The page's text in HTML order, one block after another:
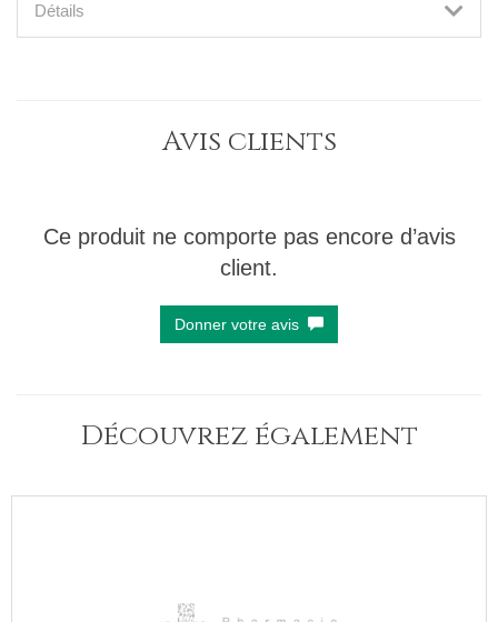
Détails
Avis clients
Ce produit ne comporte pas encore d’avis
client.
Donner votre avis
Découvrez également